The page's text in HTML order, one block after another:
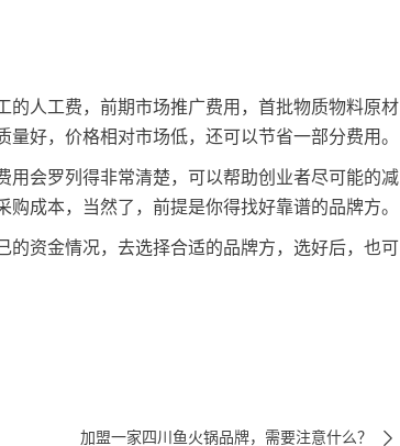
人工费，前期市场推广费用，首批物质物料原材
好，价格相对市场低，还可以节省一部分费用。
会罗列得非常清楚，可以帮助创业者尽可能的减
成本，当然了，前提是你得找好靠谱的品牌方。
资金情况，去选择合适的品牌方，选好后，也可

加盟一家四川鱼火锅品牌，需要注意什么？